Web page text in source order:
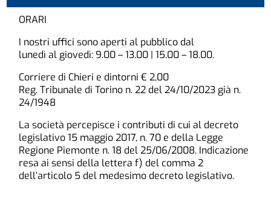
ORARI
I nostri uffici sono aperti al pubblico dal
lunedì al giovedì: 9.00 – 13.00 | 15.00 – 18.00.
Corriere di Chieri e dintorni € 2,00
Reg. Tribunale di Torino n. 22 del 24/10/2023 già n.
24/1948
La società percepisce i contributi di cui al decreto
legislativo 15 maggio 2017, n. 70 e della Legge
Regione Piemonte n. 18 del 25/06/2008. Indicazione
resa ai sensi della lettera f) del comma 2
dell’articolo 5 del medesimo decreto legislativo.